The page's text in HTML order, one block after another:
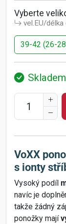
Vyberte
vel.EU/
39-42 (26-
Skladem
VoXX
s ionty
Vysoký podíl
navíc je
takže žádný
ponožky mají